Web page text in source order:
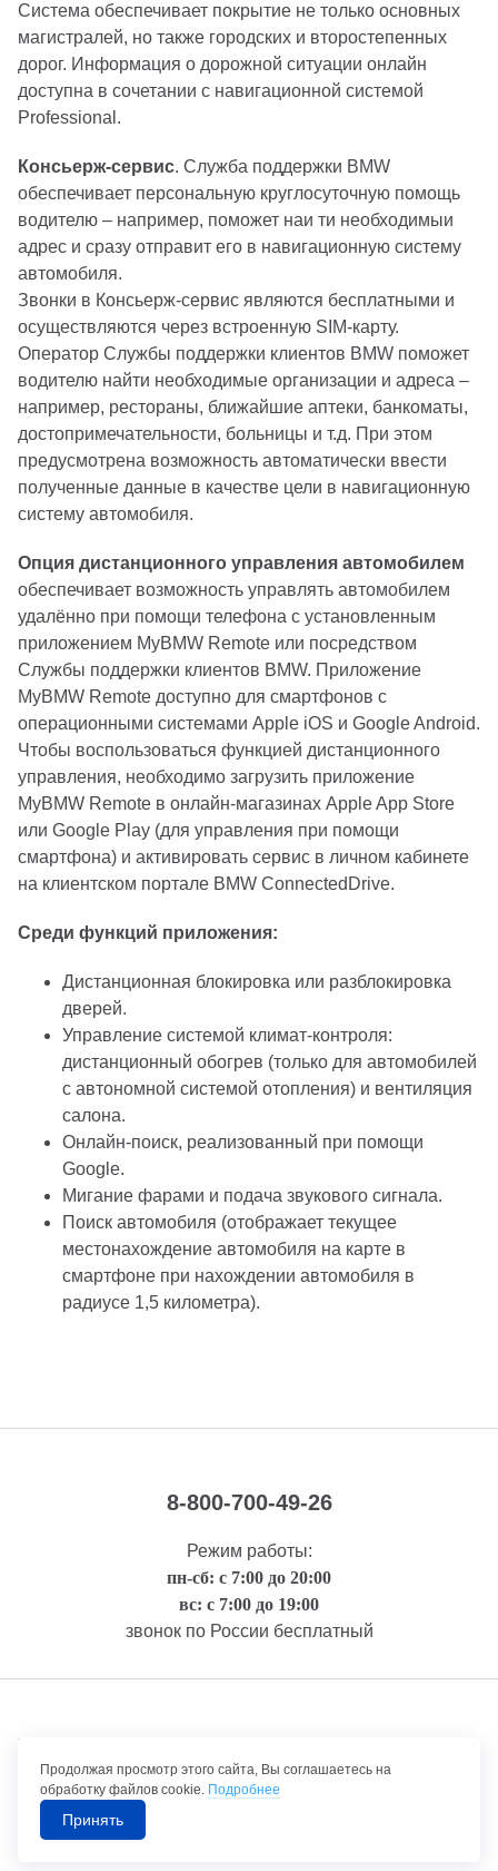
Система обеспечивает покрытие не только основных
магистралей, но также городских и второстепенных
дорог. Информация о дорожной ситуации онлайн
доступна в сочетании с навигационной системой
Professional.
Консьерж-сервис. Служба поддержки BMW
обеспечивает персональную круглосуточную помощь
водителю – например, поможет наи ти необходимыи
адрес и сразу отправит его в навигационную систему
автомобиля.
Звонки в Консьерж-сервис являются бесплатными и
осуществляются через встроенную SIM-карту.
Оператор Службы поддержки клиентов BMW поможет
водителю найти необходимые организации и адреса –
например, рестораны, ближайшие аптеки, банкоматы,
достопримечательности, больницы и т.д. При этом
предусмотрена возможность автоматически ввести
полученные данные в качестве цели в навигационную
систему автомобиля.
Опция дистанционного управления автомобилем
обеспечивает возможность управлять автомобилем
удалённо при помощи телефона с установленным
приложением MyBMW Remote или посредством
Службы поддержки клиентов BMW. Приложение
MyBMW Remote доступно для смартфонов с
операционными системами Apple iOS и Google Android.
Чтобы воспользоваться функцией дистанционного
управления, необходимо загрузить приложение
MyBMW Remote в онлайн-магазинах Apple App Store
или Google Play (для управления при помощи
смартфона) и активировать сервис в личном кабинете
на клиентском портале BMW ConnectedDrive.
Среди функций приложения:
Дистанционная блокировка или разблокировка
дверей.
Управление системой климат-контроля:
дистанционный обогрев (только для автомобилей
с автономной системой отопления) и вентиляция
салона.
Онлайн-поиск, реализованный при помощи
Google.
Мигание фарами и подача звукового сигнала.
Поиск автомобиля (отображает текущее
местонахождение автомобиля на карте в
смартфоне при нахождении автомобиля в
радиусе 1,5 километра).
8-800-700-49-26
Режим работы:
пн-сб: с 7:00 до 20:00
вс: с 7:00 до 19:00
звонок по России бесплатный
Правовая информация
©1992-2026 ТрансТехСервис – продажа и обслуживание автомобилей.
Продолжая просмотр этого сайта, Вы соглашаетесь на
обработку файлов cookie. Подробнее
Принять